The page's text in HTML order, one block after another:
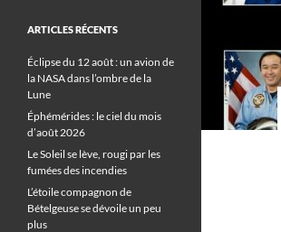
ARTICLES RÉCENTS
Éclipse du 12 août : un avion de
la NASA dans l’ombre de la
Lune
Éphémérides : le ciel du mois
d’août 2026
Le Soleil se lève, rougi par les
fumées des incendies
L’étoile compagnon de
Bételgeuse se dévoile un peu
plus